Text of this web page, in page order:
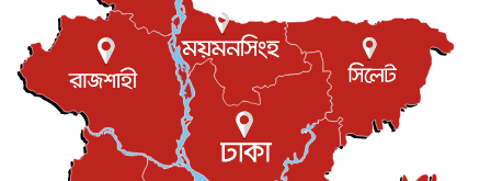
বিনোদন ৬ আগস্ট, ২০২৬
যুক্তরাজ্যে বসবাসরত জাতীয়তাবাদী কুলাউড়াবাসীর মত বিনিময়
সভা...
ইউকে কমিউনিটি ৫ আগস্ট, ২০২৬
প্রধানমন্ত্রীকে সৌদি আরব সফরের আমন্ত্রণ
জাতীয় ৫ আগস্ট, ২০২৬